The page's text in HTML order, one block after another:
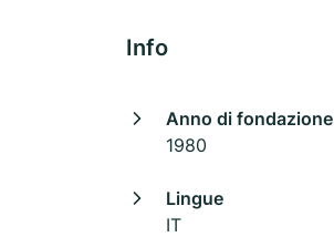
Info
Anno di fondazione
1980
Lingue
IT